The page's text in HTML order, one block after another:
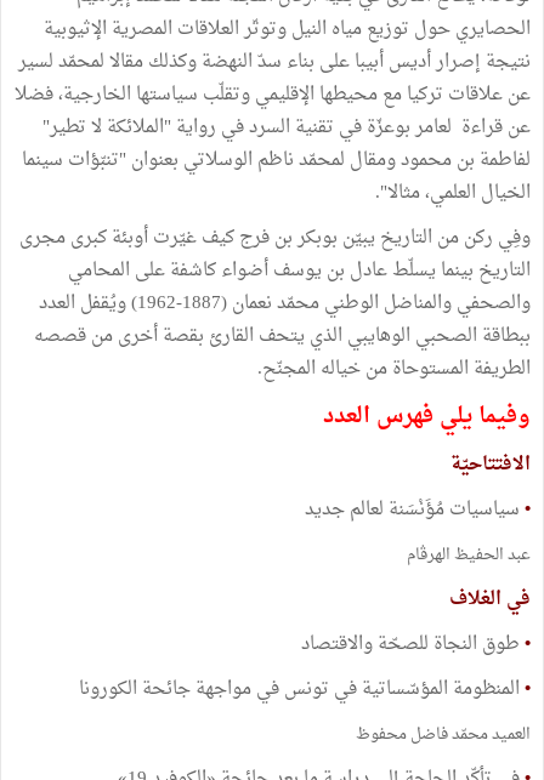
الحصايري حول توزيع مياه النيل وتوتّر العلاقات المصرية الإثيوبية
نتيجة إصرار أديس أبيبا على بناء سدّ النهضة وكذلك مقالا لمحمّد لسير
عن علاقات تركيا مع محيطها الإقليمي وتقلّب سياستها الخارجية، فضلا
عن قراءة لعامر بوعزّة في تقنية السرد في رواية "الملائكة لا تطير"
لفاطمة بن محمود ومقال لمحمّد ناظم الوسلاتي بعنوان "تنبّؤات سينما
الخيال العلمي، مثالا".
وفِي ركن من التاريخ يبيّن بوبكر بن فرج كيف غيّرت أوبئة كبرى مجرى
التاريخ بينما يسلّط عادل بن يوسف أضواء كاشفة على المحامي
والصحفي والمناضل الوطني محمّد نعمان (1887-1962) ويُقفل العدد
ببطاقة الصحبي الوهايبي الذي يتحف القارئ بقصة أخرى من قصصه
الطريفة المستوحاة من خياله المجنّح.
وفيما يلي فهرس العدد
الافتتاحيّة
•سياسيات مُؤَنْسَنة لعالم جديد
عبد الحفيظ الهرڤام
في الغلاف
•طوق النجاة للصحّة والاقتصاد
•المنظومة المؤسّساتية في تونس في مواجهة جائحة الكورونا
العميد محمّد فاضل محفوظ